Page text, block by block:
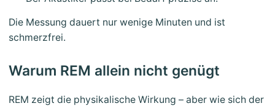
Die Messung dauert nur wenige Minuten und ist
schmerzfrei.
Warum REM allein nicht genügt
REM zeigt die physikalische Wirkung – aber wie sich der